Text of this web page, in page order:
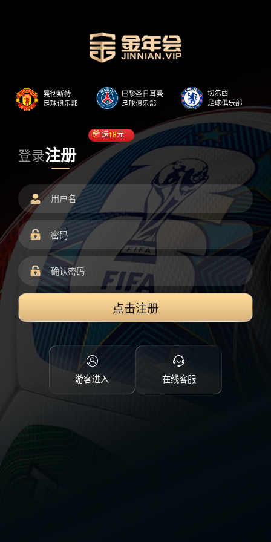
登录注册
送18元
点击注册
游客进入 在线客服